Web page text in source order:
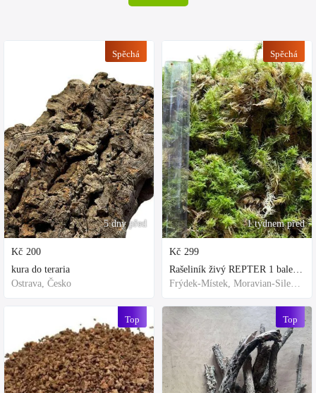
5 dny před
Spěchá
Kč 200
kura do teraria
Ostrava, Česko
Top
1 týdnem před
Spěchá
Kč 299
Rašeliník živý REPTER 1 balení - násada, TOP kvalita 30cm-30cm-8cm
Frýdek-Místek, Moravian-Silesian Region,Others
Top